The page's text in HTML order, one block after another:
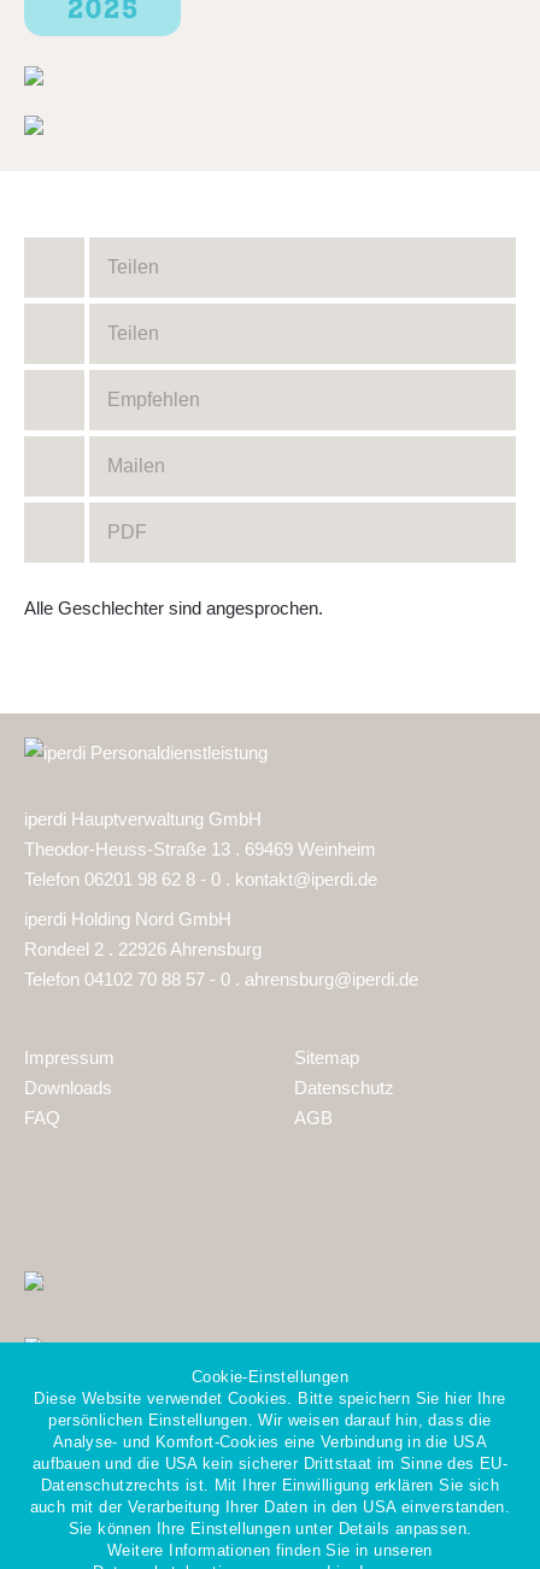
Cookie-Einstellungen
Diese Website verwendet Cookies. Bitte speichern Sie hier Ihre
persönlichen Einstellungen. Wir weisen darauf hin, dass die
Analyse- und Komfort-Cookies eine Verbindung in die USA
aufbauen und die USA kein sicherer Drittstaat im Sinne des EU-
Datenschutzrechts ist. Mit Ihrer Einwilligung erklären Sie sich
auch mit der Verarbeitung Ihrer Daten in den USA einverstanden.
Sie können Ihre Einstellungen unter Details anpassen.
Weitere Informationen finden Sie in unseren
Teilen
Teilen
Empfehlen
Mailen
PDF
Alle Geschlechter sind angesprochen.
iperdi Hauptverwaltung GmbH
Theodor-Heuss-Straße 13 . 69469 Weinheim
Telefon 06201 98 62 8 - 0 . kontakt@iperdi.de
iperdi Holding Nord GmbH
Rondeel 2 . 22926 Ahrensburg
Telefon 04102 70 88 57 - 0 . ahrensburg@iperdi.de
Impressum
Downloads
FAQ
Sitemap
Datenschutz
AGB
Mitglied im Gesamtverband
der Personaldienstleister e.V.